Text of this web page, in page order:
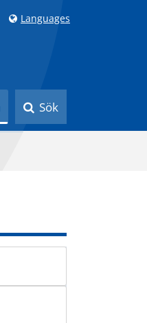
Languages
Sök